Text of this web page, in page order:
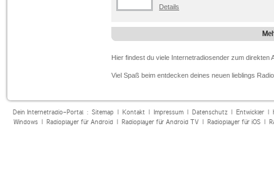
Details
Hier findest du viele Internetradiosender zum direkten
Viel Spaß beim entdecken deines neuen lieblings
Dein Internetradio-Portal : Sitemap| Kontakt| Impressum| Datenschutz| Entwickler|
Windows| Radioplayer für Android| Radioplayer für Android TV| Radioplayer für iOS|